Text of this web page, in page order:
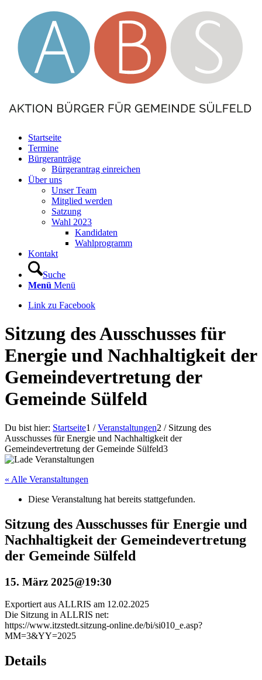
Startseite
Termine
Bürgeranträge
Bürgerantrag einreichen
Über uns
Unser Team
Mitglied werden
Satzung
Wahl 2023
Kandidaten
Wahlprogramm
Kontakt
Suche
Menü Menü
Link zu Facebook
Sitzung des Ausschusses für
Energie und Nachhaltigkeit der
Gemeindevertretung der
Gemeinde Sülfeld
Du bist hier: Startseite1 / Veranstaltungen2 / Sitzung des
Ausschusses für Energie und Nachhaltigkeit der
Gemeindevertretung der Gemeinde Sülfeld3
« Alle Veranstaltungen
Diese Veranstaltung hat bereits stattgefunden.
Sitzung des Ausschusses für Energie und
Nachhaltigkeit der Gemeindevertretung
der Gemeinde Sülfeld
15. März 2025@19:30
Exportiert aus ALLRIS am 12.02.2025
Die Sitzung in ALLRIS net:
https://www.itzstedt.sitzung-online.de/bi/si010_e.asp?
MM=3&YY=2025
Details